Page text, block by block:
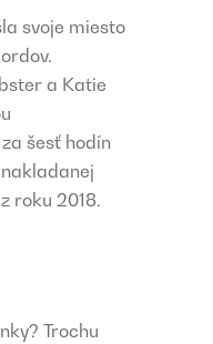
svoje miesto
a Katie
šesť hodín
roku 2018.
Trochu